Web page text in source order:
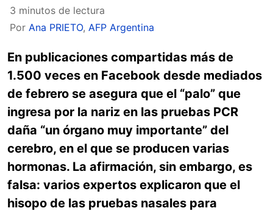
3 minutos de lectura
Por Ana PRIETO, AFP Argentina
En publicaciones compartidas más de
1.500 veces en Facebook desde mediados
de febrero se asegura que el “palo” que
ingresa por la nariz en las pruebas PCR
daña “un órgano muy importante” del
cerebro, en el que se producen varias
hormonas. La afirmación, sin embargo, es
falsa: varios expertos explicaron que el
hisopo de las pruebas nasales para